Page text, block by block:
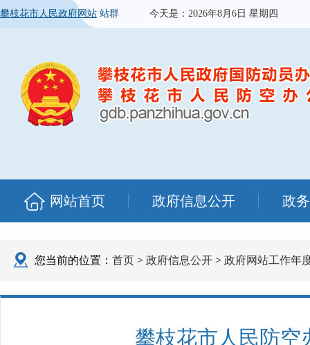
攀枝花市人民政府网站 站群 今天是： 2026年8月6日 星期四
网站首页 政府信息公开 政
您当前的位置： 首页 > 政府信息公开 > 政府网站工作年
攀枝花市人民防空